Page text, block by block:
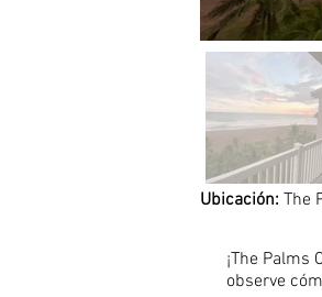
Ubicación: The
¡The
observe